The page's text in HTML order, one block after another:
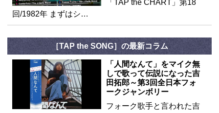
「TAP the CHART」第18
回/1982年 まずはシ…
［TAP the SONG］の最新コラム
「人間なんて」をマイク無
しで歌って伝説になった吉
田拓郎～第3回全日本フォ
ークジャンボリー
フォーク歌手と言われた吉